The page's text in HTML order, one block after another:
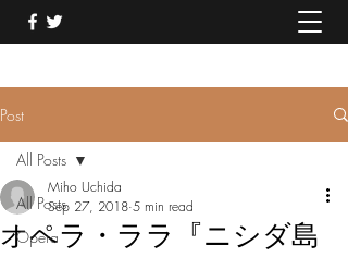
Post
All Posts
Opera
All Posts
オペラ・ララ『ニシダ島
Miho Uchida
Sep 27, 2018 5 min read